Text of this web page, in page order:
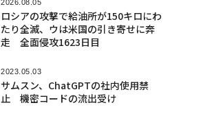
2026.08.05
ロシアの攻撃で給油所が150キロにわ
たり全滅、ウは米国の引き寄せに奔
走 全面侵攻1623日目
2023.05.03
サムスン、ChatGPTの社内使用禁
止 機密コードの流出受け